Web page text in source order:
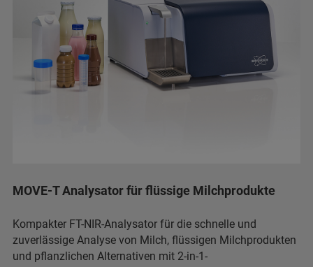
MOVE-T Analysator für flüssige Milchprodukte
Kompakter FT-NIR-Analysator für die schnelle und
zuverlässige Analyse von Milch, flüssigen Milchprodukten
und pflanzlichen Alternativen mit 2-in-1-